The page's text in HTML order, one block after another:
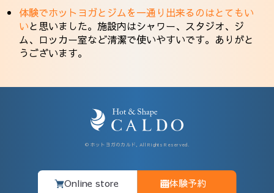
体験でホットヨガとジムを一通り出来るのはとてもい
いと思いました。施設内はシャワー、スタジオ、ジ
ム、ロッカー室など清潔で使いやすいです。ありがと
うございます。
Online store 体験予約
© ホットヨガのカルド, All Rights Reserved.